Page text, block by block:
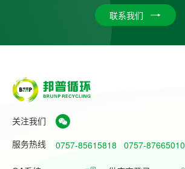
联系我们
关注我们
服务热线
0757-85615818 0757-87665010